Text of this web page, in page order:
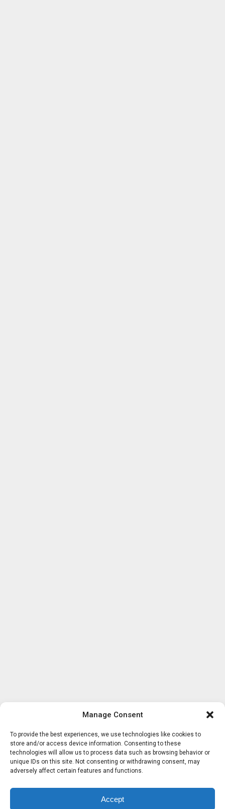
Manage Consent
To provide the best experiences, we use technologies like cookies to
store and/or access device information. Consenting to these
technologies will allow us to process data such as browsing behavior or
unique IDs on this site. Not consenting or withdrawing consent, may
adversely affect certain features and functions.
Accept